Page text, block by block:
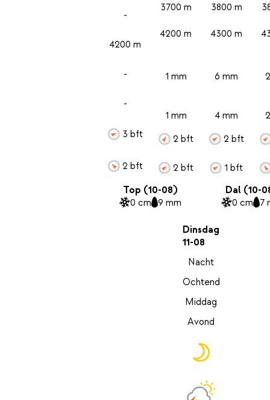
-
4200 m
-
-
3 bft
2 bft
3700 m
4200 m
1 mm
1 mm
2 bft
2 bft
3800 m
4300 m
6 mm
4 mm
2 bft
1 bft
Top (10-08)
0 cm 9 mm
Dal (10-
0 cm 7
Dinsdag
11-08
Nacht
Ochtend
Middag
Avond